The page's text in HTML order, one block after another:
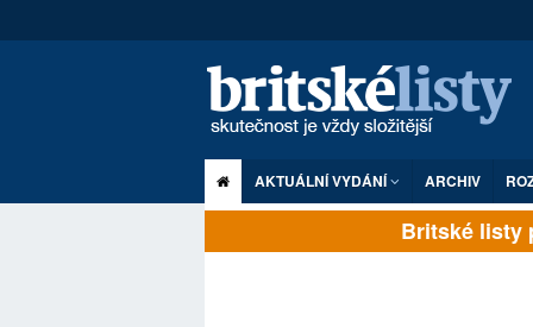
AKTUÁLNÍ VYDÁNÍ ARCHIV
Britské listy